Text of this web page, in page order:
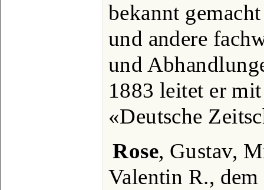
bekannt
und andere
und
1883 leitet er
«Deutsche
Rose, Gustav,
Valentin R.,